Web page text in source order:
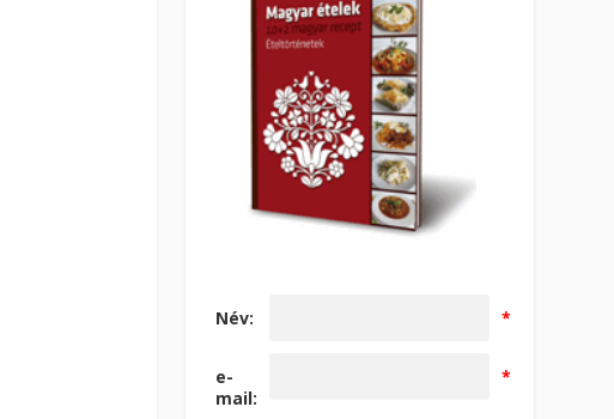
Név: *
e-
mail:
*